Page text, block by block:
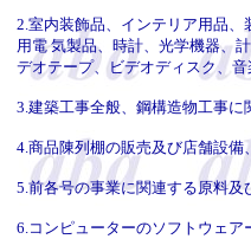
2.室内装飾品、インテリア用品
用電 気製品、時計、光学機器、
デオテープ、ビデオディスク、
3.建築工事全般、鋼構造物工事
4.商品陳列棚の販売及び店舗設
5.前各号の事業に関連する原料
6.コンピューターのソフトウェ